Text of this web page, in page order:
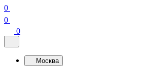
0
0
0
Москва